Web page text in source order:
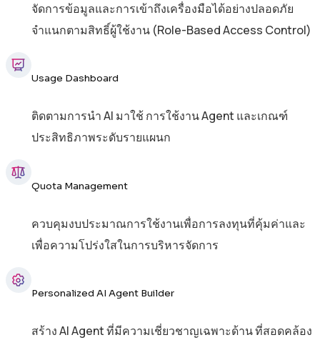
จัดการข้อมูลและการเข้าถึงเครื่องมือได้อย่างปลอดภัย
จำแนกตามสิทธิ์ผู้ใช้งาน (Role-Based Access Control)
Usage Dashboard
ติดตามการนำ AI มาใช้ การใช้งาน Agent และเกณฑ์
ประสิทธิภาพระดับรายแผนก
Quota Management
ควบคุมงบประมาณการใช้งานเพื่อการลงทุนที่คุ้มค่าและ
เพื่อความโปร่งใสในการบริหารจัดการ
Personalized AI Agent Builder
สร้าง AI Agent ที่มีความเชี่ยวชาญเฉพาะด้าน ที่สอดคล้อง